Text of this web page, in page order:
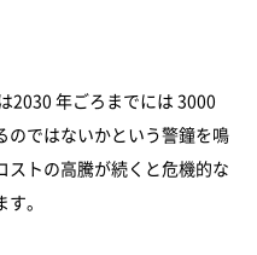
2030 年ごろまでには 3000
のではないかという警鐘を鳴
ストの高騰が続くと危機的な
。